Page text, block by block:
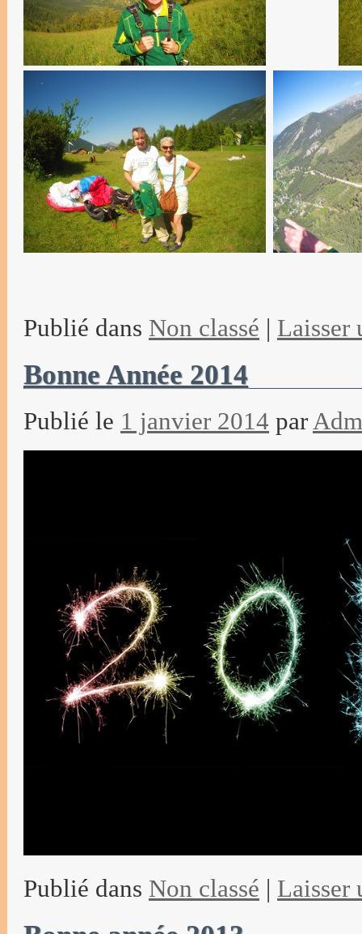
Publié dans Non classé Laisser
Bonne Année 2014
Publié le 1 janvier 2014 par
Publié dans Non classé Laisser